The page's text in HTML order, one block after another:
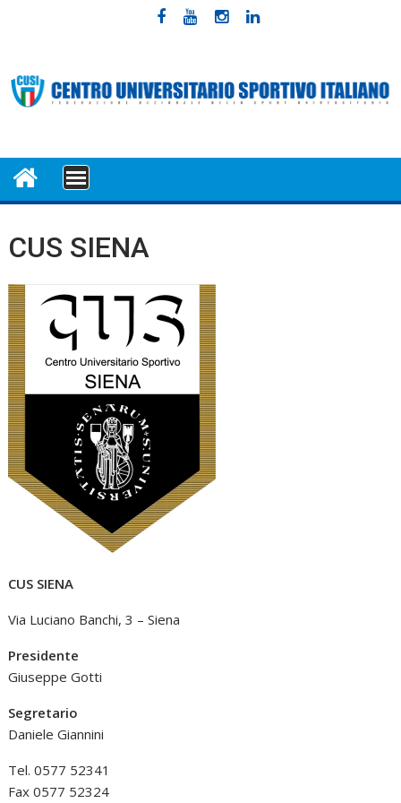
MENU
CUS SIENA
CUS SIENA
Via Luciano Banchi, 3 – Siena
Presidente
Giuseppe Gotti
Segretario
Daniele Giannini
Tel. 0577 52341
Fax 0577 52324